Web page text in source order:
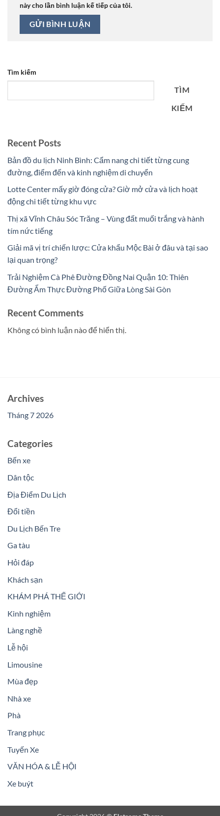
này cho lần bình luận kế tiếp của tôi.
Tìm kiếm
TÌM
KIẾM
Recent Posts
Bản đồ du lịch Ninh Bình: Cẩm nang chi tiết từng cung
đường, điểm đến và kinh nghiệm di chuyển
Lotte Center mấy giờ đóng cửa? Giờ mở cửa và lịch hoạt
động chi tiết từng khu vực
Thị xã Vĩnh Châu Sóc Trăng – Vùng đất muối trắng và hành
tím nức tiếng
Giải mã vị trí chiến lược: Cửa khẩu Mộc Bài ở đâu và tại sao
lại quan trọng?
Trải Nghiệm Cà Phê Đường Đồng Nai Quận 10: Thiên
Đường Ẩm Thực Đường Phố Giữa Lòng Sài Gòn
Recent Comments
Không có bình luận nào để hiển thị.
Archives
Tháng 7 2026
Categories
Bến xe
Dân tộc
Địa Điểm Du Lịch
Đổi tiền
Du Lịch Bến Tre
Ga tàu
Hỏi đáp
Khách sạn
KHÁM PHÁ THẾ GIỚI
Kinh nghiệm
Làng nghề
Lễ hội
Limousine
Mùa đẹp
Nhà xe
Phà
Trang phục
Tuyến Xe
VĂN HÓA & LỄ HỘI
Xe buýt